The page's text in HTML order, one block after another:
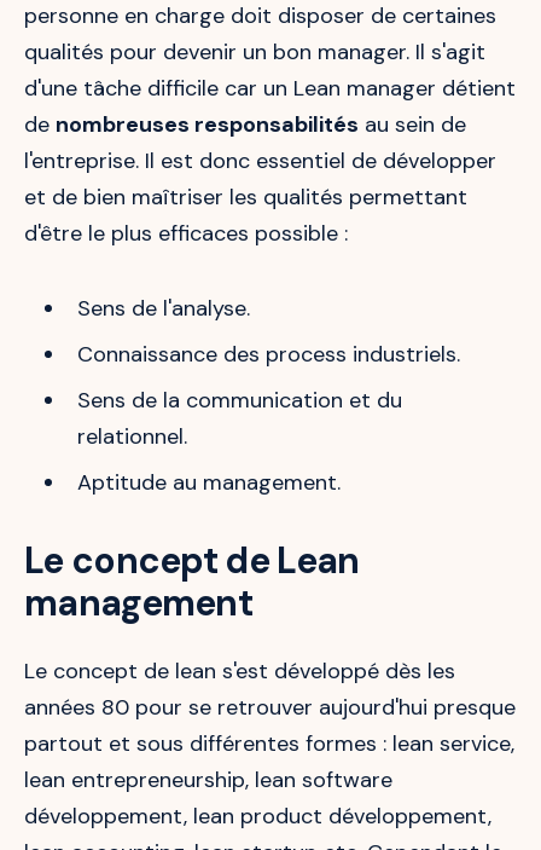
personne en charge doit disposer de certaines
qualités pour devenir un bon manager. Il s'agit
d'une tâche difficile car un Lean manager détient
de nombreuses responsabilités au sein de
l'entreprise. Il est donc essentiel de développer
et de bien maîtriser les qualités permettant
d'être le plus efficaces possible :
Sens de l'analyse.
Connaissance des process industriels.
Sens de la communication et du
relationnel.
Aptitude au management.
Le concept de Lean
management
Le concept de lean s'est développé dès les
années 80 pour se retrouver aujourd'hui presque
partout et sous différentes formes : lean service,
lean entrepreneurship, lean software
développement, lean product développement,